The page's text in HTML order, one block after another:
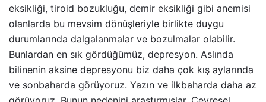
eksikliği, tiroid bozukluğu, demir eksikliği gibi anemisi
olanlarda bu mevsim dönüşleriyle birlikte duygu
durumlarında dalgalanmalar ve bozulmalar olabilir.
Bunlardan en sık gördüğümüz, depresyon. Aslında
bilinenin aksine depresyonu biz daha çok kış aylarında
ve sonbaharda görüyoruz. Yazın ve ilkbaharda daha az